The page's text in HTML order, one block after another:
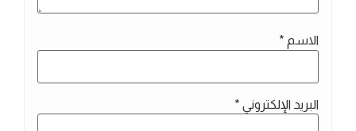
الاسم *
البريد الإلكتروني *